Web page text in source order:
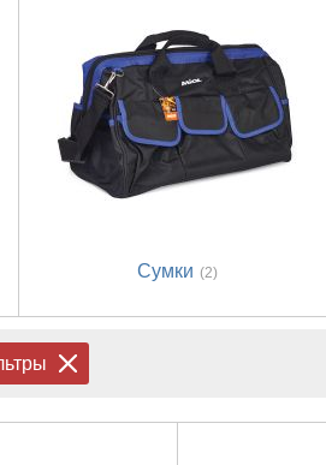
Сумки (2)